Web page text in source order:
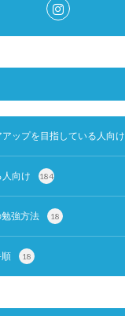
ップを目指している人向け
人向け 184
強方法 18
18